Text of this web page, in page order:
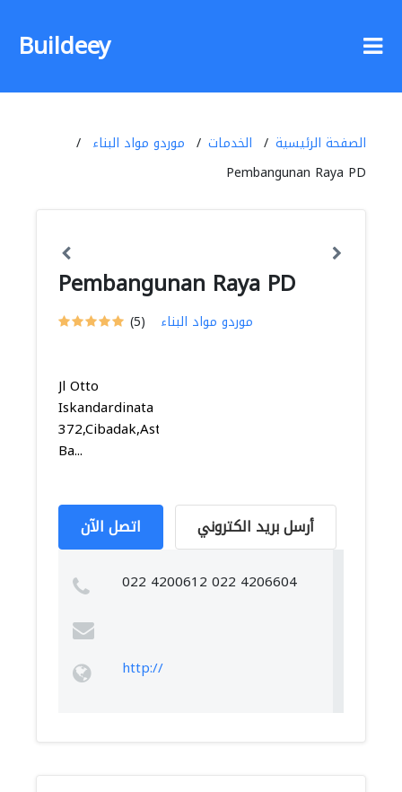
Buildeey
الصفحة الرئيسية الخدمات
موردو مواد البناء
Pembangunan Raya PD
Pembangunan Raya PD
(5) موردو مواد البناء
Jl Otto
Iskandardinata
372,Cibadak,Astanaanyar,
Ba...
اتصل الآن أرسل بريد الكتروني
022 4200612 022 4206604
http://